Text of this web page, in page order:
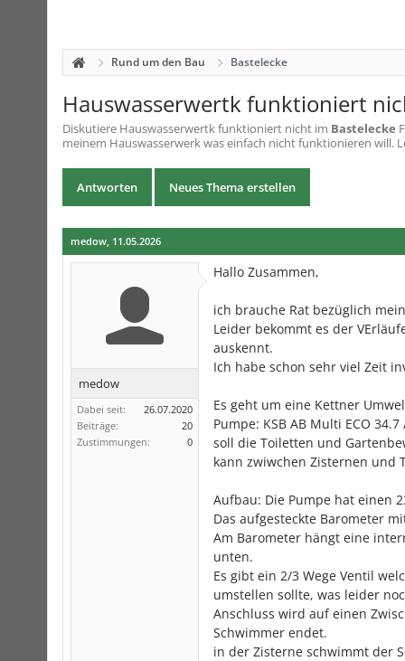
Rund um den Bau Bastelecke
Hauswasserwertk funktioniert
Diskutiere Hauswasserwertk funktioniert nicht im Bastelecke
meinem Hauswasserwerk was einfach nicht funktionieren will.
Antworten Neues Thema erstellen
medow, 11.05.2026
medow
Dabei seit:
26.07.2020
Beiträge:
20
Zustimmungen:
0
Hallo Zusammen,
ich brauche Rat bezüglich
Leider bekommt es der
auskennt.
Ich habe schon sehr viel Zeit
Es geht um eine Kettner
Pumpe: KSB AB Multi ECO
soll die Toiletten und
kann zwiwchen Zisternen und
Aufbau: Die Pumpe hat einen
Das aufgesteckte Barometer
Am Barometer hängt eine
unten.
Es gibt ein 2/3 Wege Ventil
umstellen sollte, was leider
Anschluss wird auf einen
Schwimmer endet.
in der Zisterne schwimmt der